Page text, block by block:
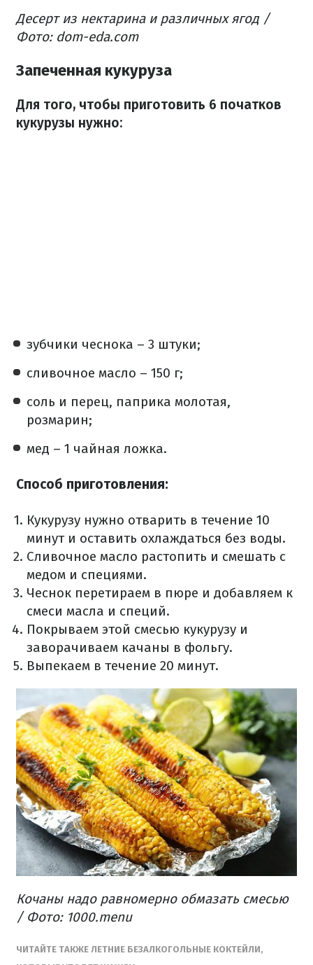
Десерт из нектарина и различных ягод /
Фото: dom-eda.com
Запеченная кукуруза
Для того, чтобы приготовить 6 початков
кукурузы нужно:
зубчики чеснока – 3 штуки;
сливочное масло – 150 г;
соль и перец, паприка молотая,
розмарин;
мед – 1 чайная ложка.
Способ приготовления:
Кукурузу нужно отварить в течение 10
минут и оставить охлаждаться без воды.
Сливочное масло растопить и смешать с
медом и специями.
Чеснок перетираем в пюре и добавляем к
смеси масла и специй.
Покрываем этой смесью кукурузу и
заворачиваем качаны в фольгу.
Выпекаем в течение 20 минут.
Кочаны надо равномерно обмазать смесью
/ Фото: 1000.menu
ЧИТАЙТЕ ТАКЖЕ ЛЕТНИЕ БЕЗАЛКОГОЛЬНЫЕ КОКТЕЙЛИ,